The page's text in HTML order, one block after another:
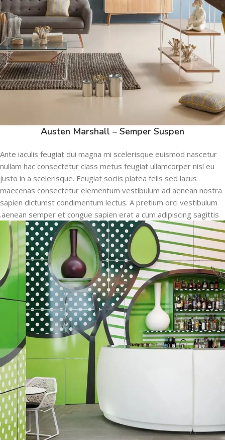
Austen Marshall – Semper Suspen
Ante iaculis feugiat dui magna mi scelerisque euismod nascetur
nullam hac consectetur class metus feugiat ullamcorper nisl eu
justo in a scelerisque. Feugiat sociis platea felis sed lacus
maecenas consectetur elementum vestibulum ad aenean nostra
sapien dictumst condimentum lectus. A pretium orci vestibulum
aenean semper et congue sapien erat a cum adipiscing sagittis.